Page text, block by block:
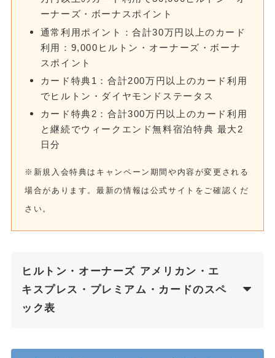
ーナーズ・ボーナスポイント
通常利用ポイント：合計30万円以上のカード
利用：9,000ヒルトン・オーナーズ・ボーナ
スポイント
カード特典1：合計200万円以上のカード利用
でヒルトン・ダイヤモンドステータス
カード特典2：合計300万円以上のカード利用
と継続でウィークエンド無料宿泊特典 最大2
日分
※新規入会特典はキャンペーン期間や内容が変更される
場合があります。最新の情報は公式サイトをご確認くだ
さい。
ヒルトン・オーナーズ アメリカン・エ
キスプレス・プレミアム・カードのスペ
ック表